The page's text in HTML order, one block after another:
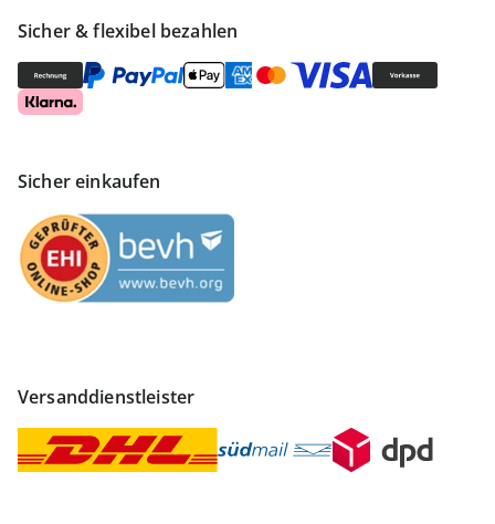
Sicher & flexibel bezahlen
Sicher einkaufen
Versanddienstleister